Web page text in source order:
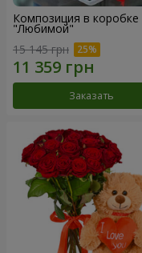
Композиция в коробке
"Любимой"
15 145 грн
Заказать